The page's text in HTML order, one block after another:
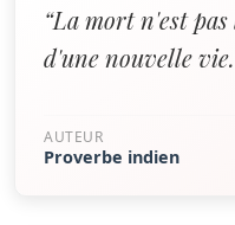
“La mort n'est
d'une nouvelle
AUTEUR
Proverbe indien